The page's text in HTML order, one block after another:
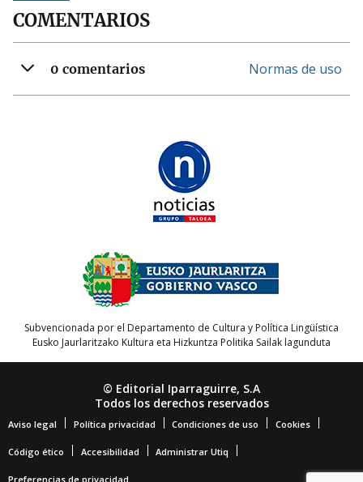
COMENTARIOS
0 comentarios Normas de uso
Subvencionada por el Departamento de Cultura y Política Lingüística
Eusko Jaurlaritzako Kultura eta Hizkuntza Politika Sailak lagunduta
© Editorial Iparraguirre, S.A
Todos los derechos reservados
Aviso legal Política privacidad Condiciones de uso Cookies
Código ético Accesibilidad Administrar Utiq
Preferencias de privacidad